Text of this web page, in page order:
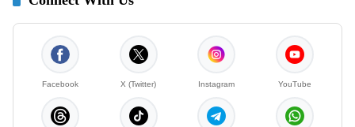
Facebook X (Twitter) Instagram YouTube